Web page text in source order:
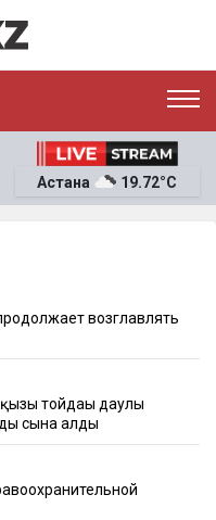
Астана 19.72°C
возглавлять
тойдағы даулы
сынға алды